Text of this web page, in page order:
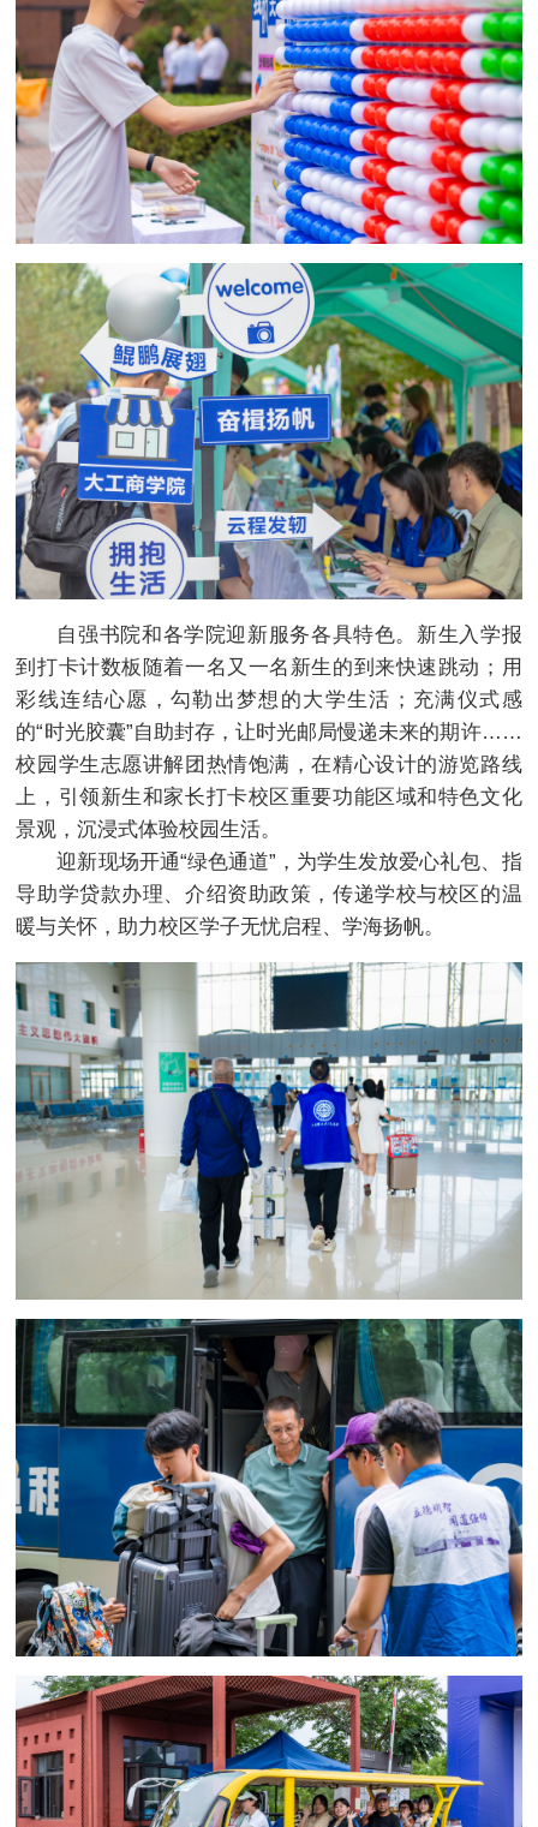
自强书院和各学院迎新服务各具特色。新生入学报
到打卡计数板随着一名又一名新生的到来快速跳动；用
彩线连结心愿，勾勒出梦想的大学生活；充满仪式感
的“时光胶囊”自助封存，让时光邮局慢递未来的期许……
校园学生志愿讲解团热情饱满，在精心设计的游览路线
上，引领新生和家长打卡校区重要功能区域和特色文化
景观，沉浸式体验校园生活。
迎新现场开通“绿色通道”，为学生发放爱心礼包、指
导助学贷款办理、介绍资助政策，传递学校与校区的温
暖与关怀，助力校区学子无忧启程、学海扬帆。